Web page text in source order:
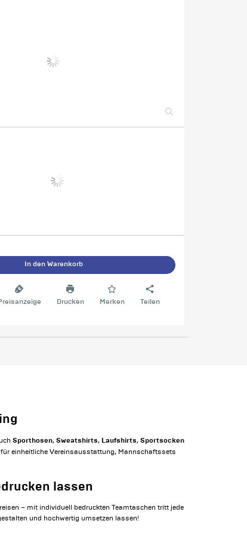
In den Warenkorb
Drucken Merken Teilen
Sporthosen, Sweatshirts, Laufshirts, Sportsocken
einheitliche Vereinsausstattung, Mannschaftssets
lassen
– mit individuell bedruckten Teamtaschen tritt jede
und hochwertig umsetzen lassen!